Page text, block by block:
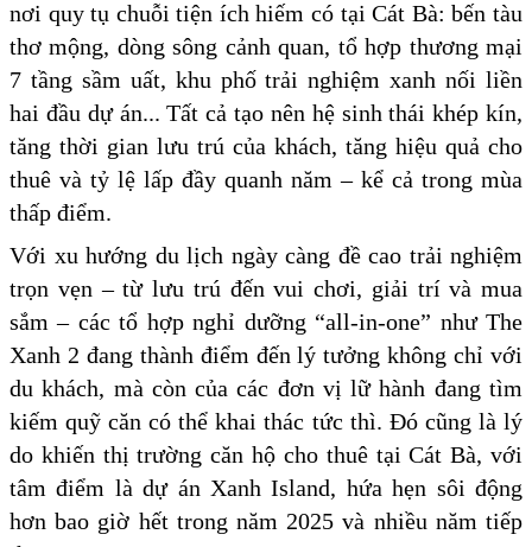
nơi quy tụ chuỗi tiện ích hiếm có tại Cát Bà: bến tàu
thơ mộng, dòng sông cảnh quan, tổ hợp thương mại
7 tầng sầm uất, khu phố trải nghiệm xanh nối liền
hai đầu dự án... Tất cả tạo nên hệ sinh thái khép kín,
tăng thời gian lưu trú của khách, tăng hiệu quả cho
thuê và tỷ lệ lấp đầy quanh năm – kể cả trong mùa
thấp điểm.
Với xu hướng du lịch ngày càng đề cao trải nghiệm
trọn vẹn – từ lưu trú đến vui chơi, giải trí và mua
sắm – các tổ hợp nghỉ dưỡng “all-in-one” như The
Xanh 2 đang thành điểm đến lý tưởng không chỉ với
du khách, mà còn của các đơn vị lữ hành đang tìm
kiếm quỹ căn có thể khai thác tức thì. Đó cũng là lý
do khiến thị trường căn hộ cho thuê tại Cát Bà, với
tâm điểm là dự án Xanh Island, hứa hẹn sôi động
hơn bao giờ hết trong năm 2025 và nhiều năm tiếp